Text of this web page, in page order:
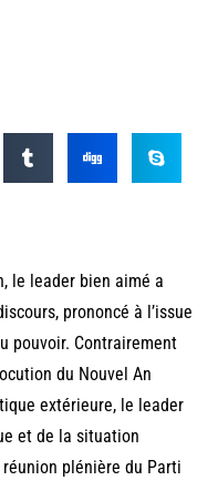
le leader bien aimé a
prononcé à l’issue
pouvoir. Contrairement
du Nouvel An
extérieure, le leader
et de la situation
plénière du Parti